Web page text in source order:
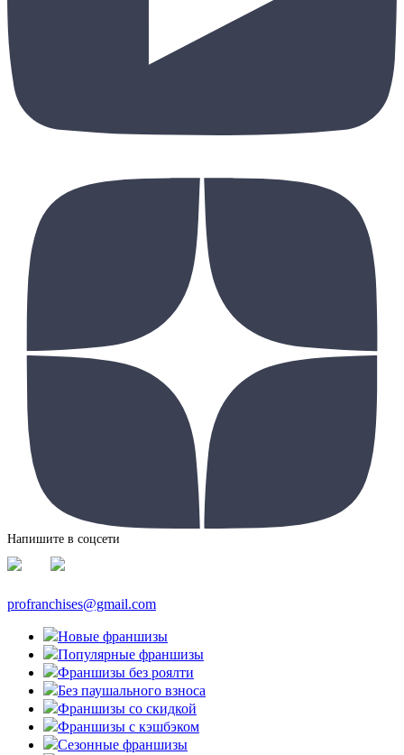
Напишите в соцсети
profranchises@gmail.com
Новые франшизы
Популярные франшизы
Франшизы без роялти
Без паушального взноса
Франшизы со скидкой
Франшизы с кэшбэком
Сезонные франшизы